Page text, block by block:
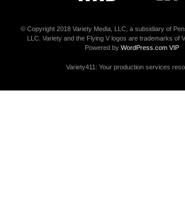
© Copyright 2018 Variety Media, LLC, a subsidiary of
LLC. Variety and the Flying V logos are trademarks of
Powered by WordPress.com VIP
Variety411: Your production services